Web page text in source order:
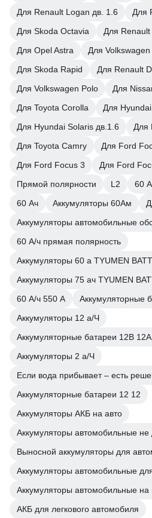
Для Renault Logan дв. 1.6
Для
Для Skoda Octavia
Для
Для Opel Astra
Для
Для Skoda Rapid
Для Renault
Для Volkswagen Polo
Для
Для Toyota Corolla
Для
Для Hyundai Solaris дв.1.6
Для
Для Toyota Camry
Для Ford
Для Ford Focus 3
Для Ford
Прямой полярности
L2 60
60 Ач
Аккумуляторы 60Ам
Аккумуляторы автомобильные
60 А/ч прямая полярность
Аккумуляторы 60 а TYUMEN
Аккумуляторы 75 ач TYUMEN
60 А/ч 550 А
Аккумуляторные
Аккумуляторы 12 а/Ч
Аккумуляторные батареи 12В
Аккумуляторы 2 а/Ч
Если вода прибывает – есть
Аккумуляторные батареи 12 12
Аккумуляторы АКБ на авто
Аккумуляторы автомобильные не
Выносной аккумуляторы для
Аккумуляторы автомобильные
Аккумуляторы автомобильные на
АКБ для легкового автомобиля